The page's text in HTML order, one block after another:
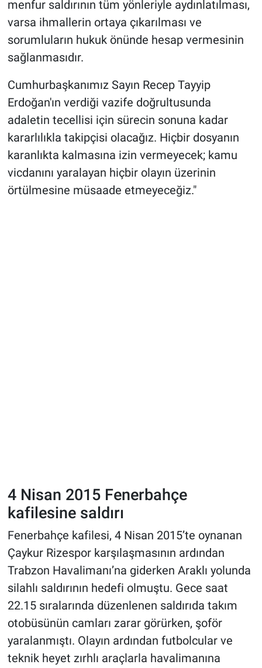
menfur saldırının tüm yönleriyle aydınlatılması,
varsa ihmallerin ortaya çıkarılması ve
sorumluların hukuk önünde hesap vermesinin
sağlanmasıdır.
Cumhurbaşkanımız Sayın Recep Tayyip
Erdoğan'ın verdiği vazife doğrultusunda
adaletin tecellisi için sürecin sonuna kadar
kararlılıkla takipçisi olacağız. Hiçbir dosyanın
karanlıkta kalmasına izin vermeyecek; kamu
vicdanını yaralayan hiçbir olayın üzerinin
örtülmesine müsaade etmeyeceğiz."
4 Nisan 2015 Fenerbahçe
kafilesine saldırı
Fenerbahçe kafilesi, 4 Nisan 2015’te oynanan
Çaykur Rizespor karşılaşmasının ardından
Trabzon Havalimanı’na giderken Araklı yolunda
silahlı saldırının hedefi olmuştu. Gece saat
22.15 sıralarında düzenlenen saldırıda takım
otobüsünün camları zarar görürken, şoför
yaralanmıştı. Olayın ardından futbolcular ve
teknik heyet zırhlı araçlarla havalimanına